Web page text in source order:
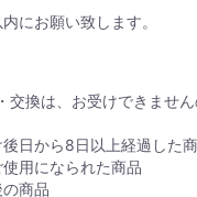
にお願い致します。
交換は、お受けできませ
後日から8日以上経過した
用になられた商品
商品